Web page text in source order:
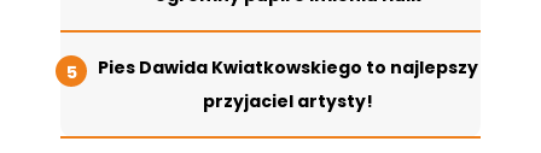
Pies Dawida Kwiatkowskiego to najlepszy
przyjaciel artysty!